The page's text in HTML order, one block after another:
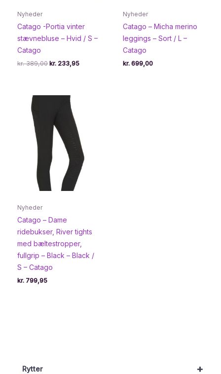
+
Rytter
Nyheder
Catago -Portia vinter
stævnebluse – Hvid / S –
Catago
kr.389,00 Den
kr. 389,00.
kr. 233,95Den
Nyheder
Catago – Micha merino
leggings – Sort / L –
Catago
kr. 699,00
Nyheder
Catago – Dame
ridebukser, River tights
med bæltestropper,
fullgrip – Black – Black /
S – Catago
kr. 799,95